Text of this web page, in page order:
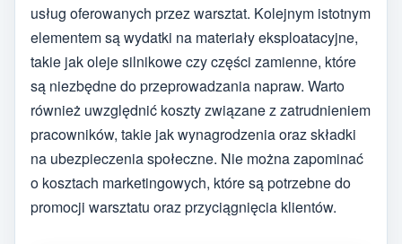
usług oferowanych przez warsztat. Kolejnym istotnym
elementem są wydatki na materiały eksploatacyjne,
takie jak oleje silnikowe czy części zamienne, które
są niezbędne do przeprowadzania napraw. Warto
również uwzględnić koszty związane z zatrudnieniem
pracowników, takie jak wynagrodzenia oraz składki
na ubezpieczenia społeczne. Nie można zapominać
o kosztach marketingowych, które są potrzebne do
promocji warsztatu oraz przyciągnięcia klientów.